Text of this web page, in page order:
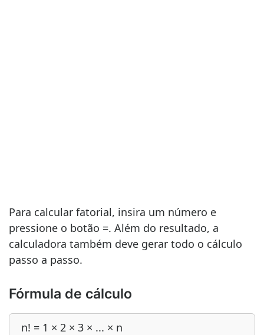
Para calcular fatorial, insira um número e
pressione o botão =. Além do resultado, a
calculadora também deve gerar todo o cálculo
passo a passo.
Fórmula de cálculo
n! = 1 × 2 × 3 × ... × n